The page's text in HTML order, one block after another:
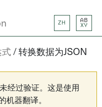
ZH
AB
XY
式 转换数据为JSON
经过验证。这是使用
机器翻译。